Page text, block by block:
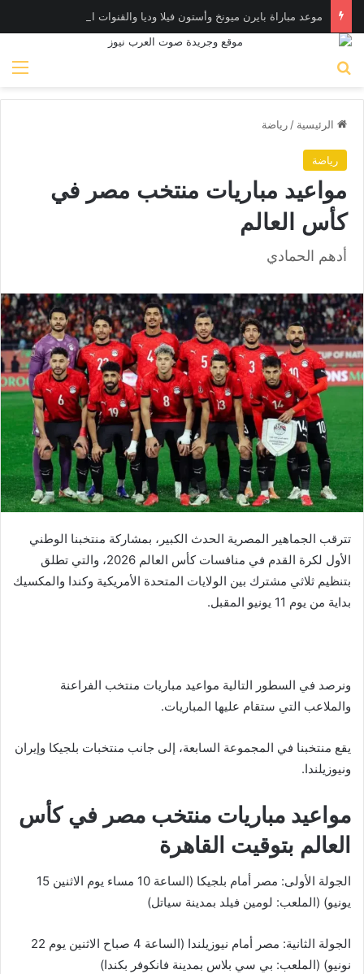
موعد مباراة بايرن ميونخ وأستون فيلا وديا والقنوات الناقلة
الرئيسية / رياضة
رياضة
مواعيد مباريات منتخب مصر في
كأس العالم
أدهم الحمادي
تترقب الجماهير المصرية الحدث الكبير، بمشاركة منتخبنا الوطني
الأول لكرة القدم في منافسات كأس العالم 2026، والتي تطلق
بتنظيم ثلاثي مشترك بين الولايات المتحدة الأمريكية وكندا والمكسيك
بداية من يوم 11 يونيو المقبل.
ونرصد في السطور التالية مواعيد مباريات منتخب الفراعنة
والملاعب التي ستقام عليها المباريات.
يقع منتخبنا في المجموعة السابعة، إلى جانب منتخبات بلجيكا وإيران
ونيوزيلندا.
مواعيد مباريات منتخب مصر في كأس
العالم بتوقيت القاهرة
الجولة الأولى: مصر أمام بلجيكا (الساعة 10 مساء يوم الاثنين 15
يونيو) (الملعب: لومين فيلد بمدينة سياتل)
الجولة الثانية: مصر أمام نيوزيلندا (الساعة 4 صباح الاثنين يوم 22
نونيو) (الملعب: بي سي بلاس بمدينة فانكوفر بكندا)